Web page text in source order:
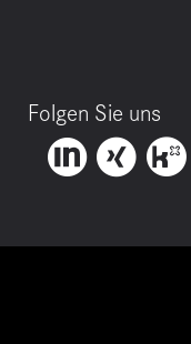
Folgen Sie uns